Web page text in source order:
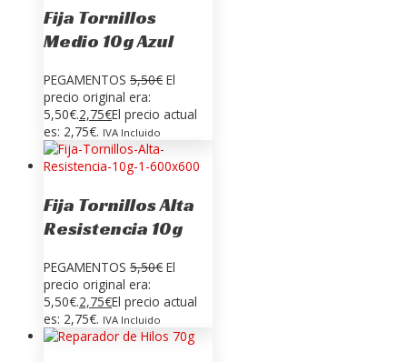
Fija Tornillos
Medio 10g Azul
PEGAMENTOS 5,50€ El
precio original era:
5,50€.2,75€El precio actual
es: 2,75€. IVA Incluido
Fija Tornillos Alta
Resistencia 10g
PEGAMENTOS 5,50€ El
precio original era:
5,50€.2,75€El precio actual
es: 2,75€. IVA Incluido